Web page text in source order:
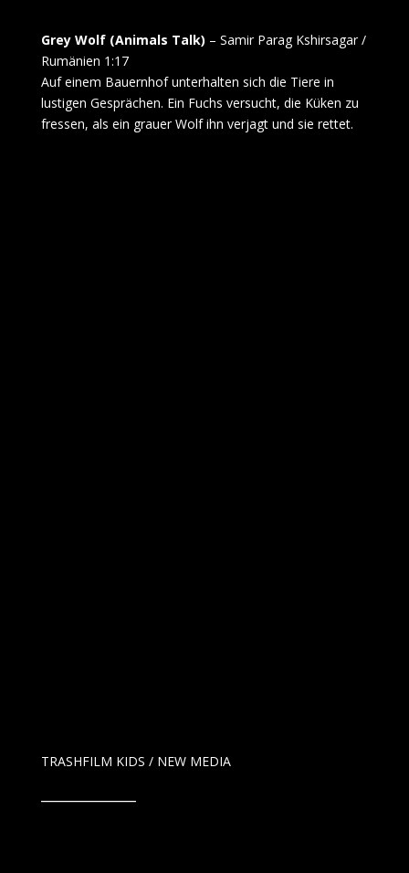
Grey Wolf (Animals Talk) – Samir Parag Kshirsagar /
Rumänien 1:17
Auf einem Bauernhof unterhalten sich die Tiere in
lustigen Gesprächen. Ein Fuchs versucht, die Küken zu
fressen, als ein grauer Wolf ihn verjagt und sie rettet.
TRASHFILM KIDS / NEW MEDIA